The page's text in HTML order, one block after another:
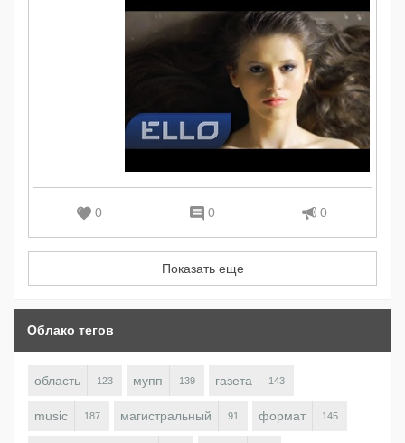
0 0 0
Показать еще
Облако тегов
область 123 мупп 139 газета 143
music 187 магистральный 91 формат 145